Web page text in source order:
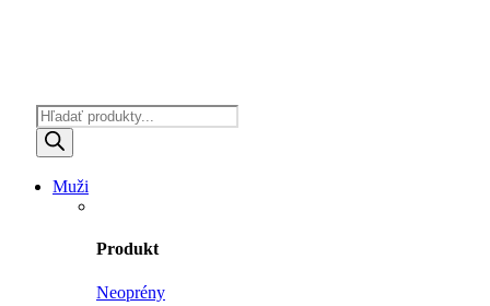
Products
search
Muži
Produkt
Neoprény